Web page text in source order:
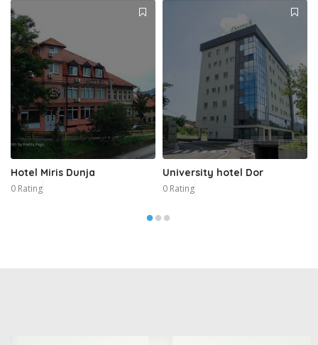
Hotel Miris Dunja
0 Rating
University hotel Dor
0 Rating